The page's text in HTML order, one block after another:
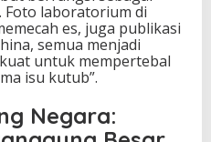
laboratorium di
es, juga publikasi
semua menjadi
untuk mempertebal
isu kutub”.
Negara: